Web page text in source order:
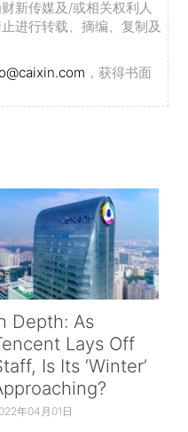
新传媒及/或相关权利人
进行转载、摘编、复制及
，获得书面
Depth: As
Lays Off
Is Its ‘Winter’
年04月01日